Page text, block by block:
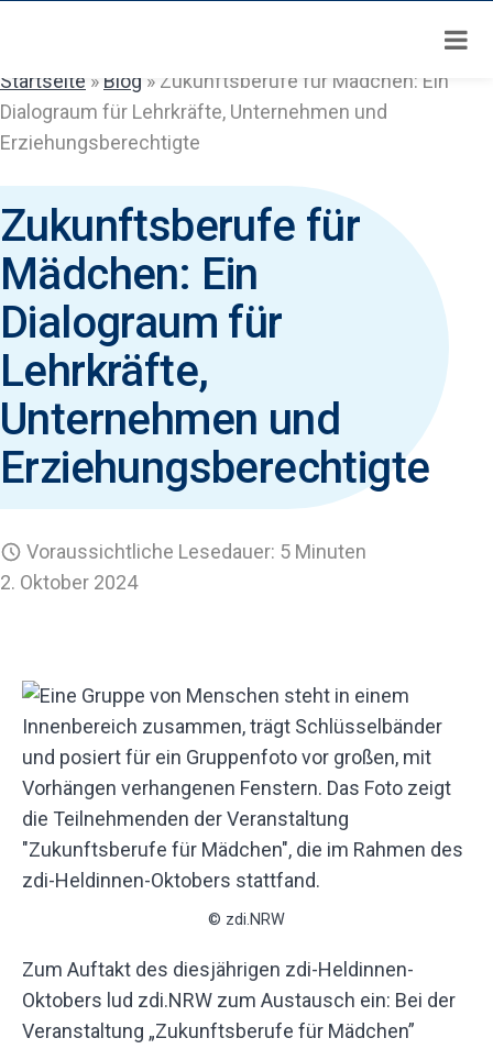
springen
Startseite » Blog » Zukunftsberufe für Mädchen: Ein
Dialograum für Lehrkräfte, Unternehmen und
Erziehungsberechtigte
Zukunftsberufe für
Mädchen: Ein
Dialograum für
Lehrkräfte,
Unternehmen und
Erziehungsberechtigte
Voraussichtliche Lesedauer: 5 Minuten
2. Oktober 2024
© zdi.NRW
Zum Auftakt des diesjährigen zdi-Heldinnen-
Oktobers lud zdi.NRW zum Austausch ein: Bei der
Veranstaltung „Zukunftsberufe für Mädchen”